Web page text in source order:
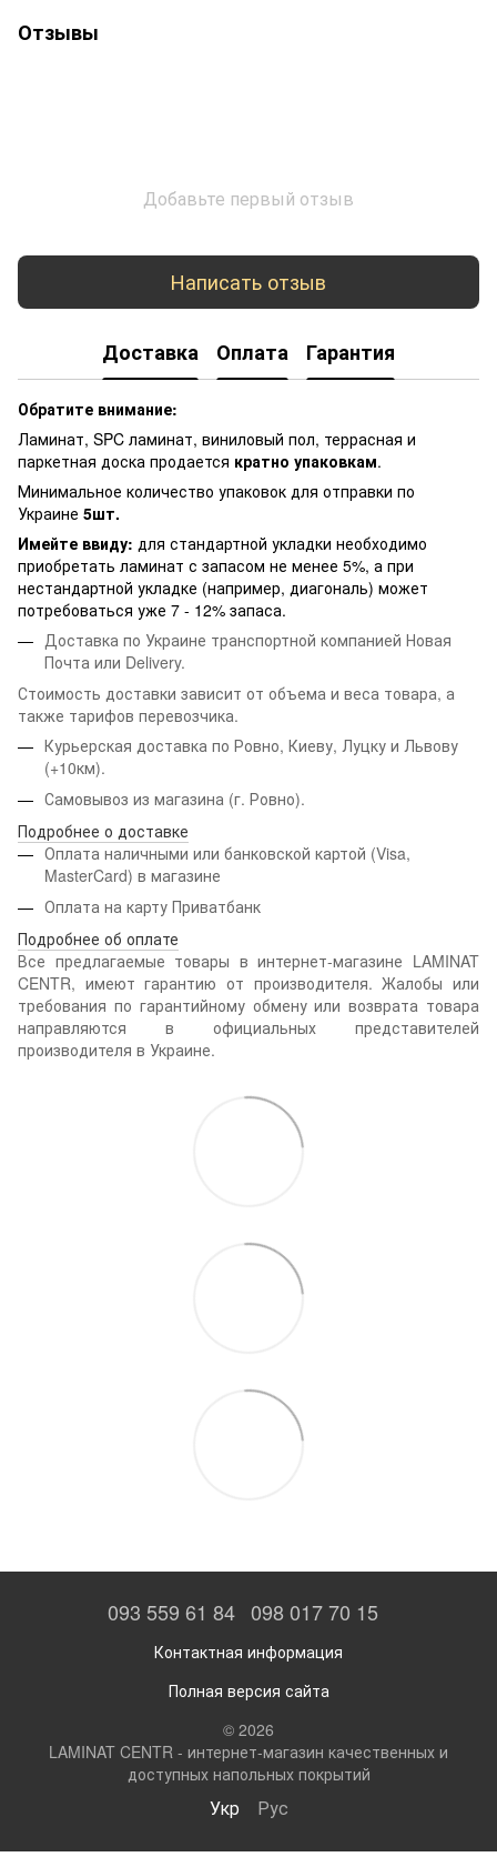
Отзывы
Добавьте первый отзыв
Написать отзыв
Доставка Оплата Гарантия
Обратите внимание:
Ламинат, SPC ламинат, виниловый пол, террасная и
паркетная доска продается кратно упаковкам.
Минимальное количество упаковок для отправки по
Украине 5шт.
Имейте ввиду: для стандартной укладки необходимо
приобретать ламинат с запасом не менее 5%, а при
нестандартной укладке (например, диагональ) может
потребоваться уже 7 - 12% запаса.
Доставка по Украине транспортной компанией Новая
Почта или Delivery.
Стоимость доставки зависит от объема и веса товара, а
также тарифов перевозчика.
Курьерская доставка по Ровно, Киеву, Луцку и Львову
(+10км).
Самовывоз из магазина (г. Ровно).
Подробнее о доставке
Оплата наличными или банковской картой (Visa,
MasterCard) в магазине
Оплата на карту Приватбанк
Подробнее об оплате
Все предлагаемые товары в интернет-магазине LAMINAT
CENTR, имеют гарантию от производителя. Жалобы или
требования по гарантийному обмену или возврата товара
направляются в официальных представителей
производителя в Украине.
093 559 61 84 098 017 70 15
Контактная информация
Полная версия сайта
© 2026
LAMINAT CENTR - интернет-магазин качественных и
доступных напольных покрытий
Укр Рус